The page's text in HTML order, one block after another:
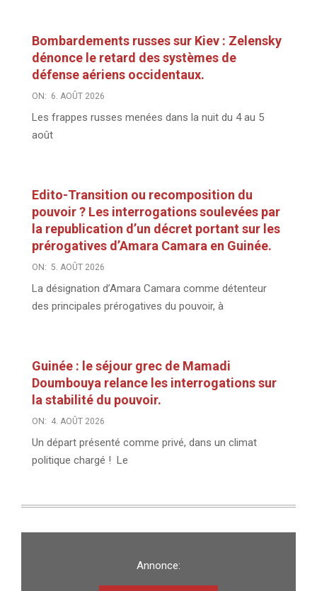
Bombardements russes sur Kiev : Zelensky
dénonce le retard des systèmes de
défense aériens occidentaux.
ON: 6. AOÛT 2026
Les frappes russes menées dans la nuit du 4 au 5
août
Edito-Transition ou recomposition du
pouvoir ? Les interrogations soulevées par
la republication d’un décret portant sur les
prérogatives d’Amara Camara en Guinée.
ON: 5. AOÛT 2026
La désignation d’Amara Camara comme détenteur
des principales prérogatives du pouvoir, à
Guinée : le séjour grec de Mamadi
Doumbouya relance les interrogations sur
la stabilité du pouvoir.
ON: 4. AOÛT 2026
Un départ présenté comme privé, dans un climat
politique chargé ! Le
Annonce: